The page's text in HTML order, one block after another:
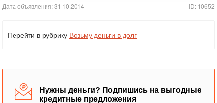
Дата объявления: 31.10.2014 ID: 10652
Перейти в рубрику Возьму деньги в долг
Нужны деньги? Подпишись на выгодные
кредитные предложения